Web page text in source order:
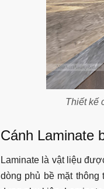
Thiết kế
Cánh Laminate
Laminate là vật liệu
dòng phủ bề mặt